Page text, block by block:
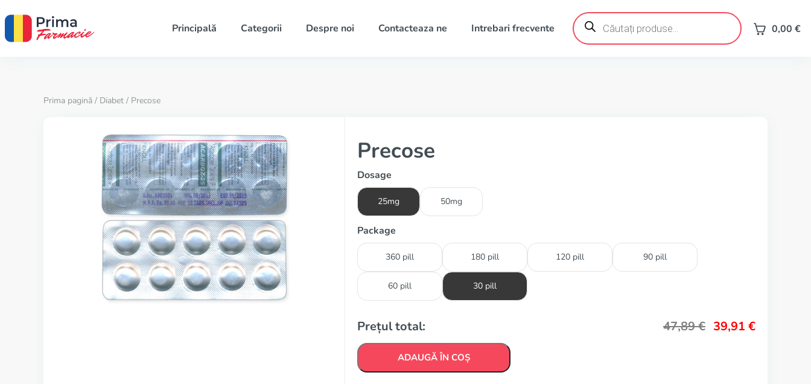
Principală Categorii Despre noi Contacteaza ne Intrebari frecvente
Products
search 0,00 €
Prima pagină / Diabet / Precose
Precose
Dosage
25mg 50mg
Package
360 pill 180 pill 120 pill 90 pill
60 pill 30 pill
Prețul total: 47,89€ 39,91 €
ADAUGĂ ÎN COȘ